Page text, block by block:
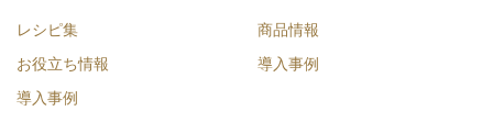
レシピ集
お役立ち情報
導入事例
商品情報
導入事例